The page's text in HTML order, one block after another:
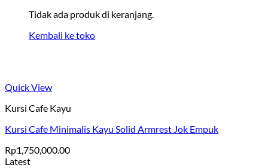
Tidak ada produk di keranjang.
Kembali ke toko
Quick View
Kursi Cafe Kayu
Kursi Cafe Minimalis Kayu Solid Armrest Jok Empuk
Rp1,750,000.00
Latest